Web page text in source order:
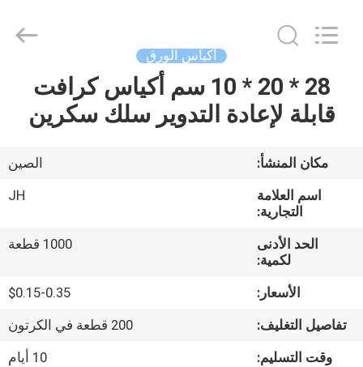
الصفحة
الرئيسية
منتجات
معلومات
في
المعمل
Material
أكياس الورق
28 * 20 * 10 سم أكياس كرافت
قابلة لإعادة التدوير سلك سكرين
مكان المنشأ:
الصين
اسم العلامة
التجارية:
JH
الحد الأدنى
لكمية:
1000 قطعة
الأسعار:
$0.15-0.35
تفاصيل التغليف:
200 قطعة في الكرتون
وقت التسليم:
10 أيام